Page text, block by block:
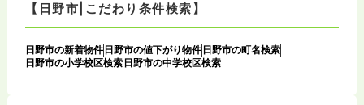
【日野市|こだわり条件検索】
日野市の新着物件 日野市の値下がり物件 日野市の町名検索
日野市の小学校区検索 日野市の中学校区検索